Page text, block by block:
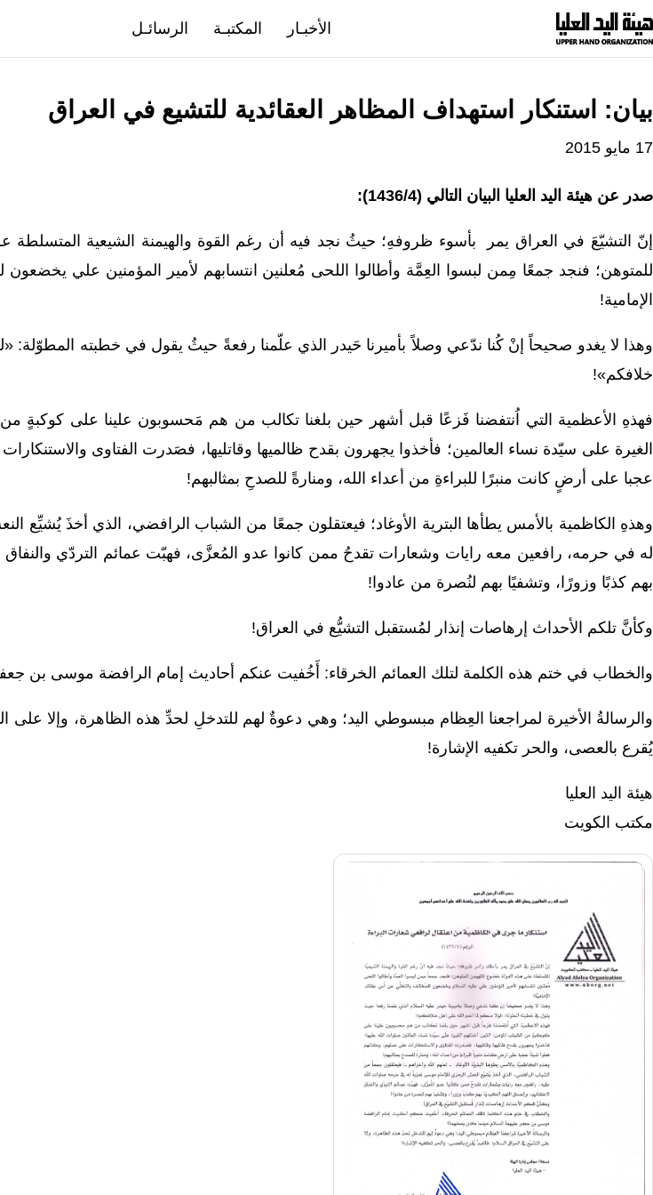
انتقل
إلى
المحتوى
الأخبـار المكتبـة الرسائـل
بيان: استنكار استهداف المظاهر العقائدية للتشيع في العراق
17 مايو 2015
صدر عن هيئة اليد العليا البيان التالي (1436/4):
إنّ التشيّعَ في العراق يمر بأسوء ظروفهِ؛ حيثُ نجد فيه أن رغم القوة والهيمنة الشيعية المتسلطة
للمتوهن؛ فنجد جمعًا مِمن لبسوا العِمَّة وأطالوا اللحى مُعلنين انتسابهم لأمير المؤمنين علي
الإمامية!
وهذا لا يغدو صحيحاً إنْ كُنا ندّعي وصلاً بأميرنا حَيدر الذي علّمنا رفعةً حيثُ يقول في خطبته المطوّلة:
خلافكم»!
فهذهِ الأعظمية التي اُنتفضنا فَزعًا قبل أشهر حين بلغنا تكالب من هم مَحسوبون علينا على كوكبةٍ
الغيرة على سيّدة نساء العالمين؛ فأخذوا يجهرون بقدح ظالميها وقاتليها، فصَدرت الفتاوى
عجبا على أرضٍ كانت منبرًا للبراءةِ من أعداء الله، ومنارةً للصدحِ بمثالبهم!
وهذهِ الكاظمية بالأمس يطأها البترية الأوغاد؛ فيعتقلون جمعًا من الشباب الرافضي، الذي أخذَ يُشيِّع
له في حرمه، رافعين معه رايات وشعارات تقدحُ ممن كانوا عدو المُعزَّى، فهبّت عمائم التردّي والنفاق
بهم كذبًا وزورًا، وتشفيًا بهم لنُصرة من عادوا!
وكأنَّ تلكم الأحداث إرهاصات إنذار لمُستقبل التشيُّع في العراق!
والخطاب في ختم هذه الكلمة لتلك العمائم الخرقاء: أَخُفيت عنكم أحاديث إمام الرافضة موسى بن
والرسالةُ الأخيرة لمراجعنا العِظام مبسوطي اليد؛ وهي دعوةٌ لهم للتدخلِ لحدِّ هذه الظاهرة، وإلا على
يُقرع بالعصى، والحر تكفيه الإشارة!
هيئة اليد العليا
مكتب الكويت